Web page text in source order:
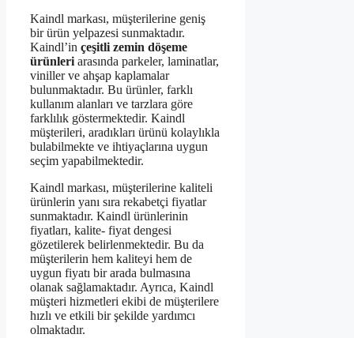
Kaindl markası, müşterilerine geniş
bir ürün yelpazesi sunmaktadır.
Kaindl’in çeşitli zemin döşeme
ürünleri arasında parkeler, laminatlar,
viniller ve ahşap kaplamalar
bulunmaktadır. Bu ürünler, farklı
kullanım alanları ve tarzlara göre
farklılık göstermektedir. Kaindl
müşterileri, aradıkları ürünü kolaylıkla
bulabilmekte ve ihtiyaçlarına uygun
seçim yapabilmektedir.
Kaindl markası, müşterilerine kaliteli
ürünlerin yanı sıra rekabetçi fiyatlar
sunmaktadır. Kaindl ürünlerinin
fiyatları, kalite- fiyat dengesi
gözetilerek belirlenmektedir. Bu da
müşterilerin hem kaliteyi hem de
uygun fiyatı bir arada bulmasına
olanak sağlamaktadır. Ayrıca, Kaindl
müşteri hizmetleri ekibi de müşterilere
hızlı ve etkili bir şekilde yardımcı
olmaktadır.